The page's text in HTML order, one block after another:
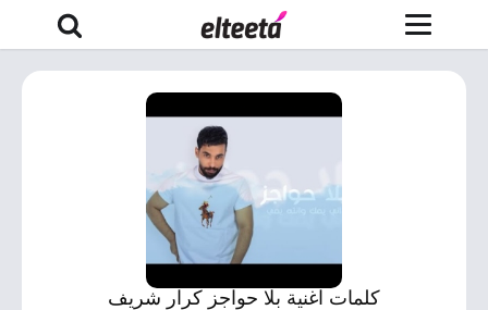
كلمات اغنية بلا حواجز كرار شريف